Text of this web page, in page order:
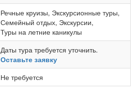
Речные круизы, Экскурсионные туры,
Семейный отдых, Экскурсии,
Туры на летние каникулы
Даты тура требуется уточнить.
Оставьте заявку
Не требуется